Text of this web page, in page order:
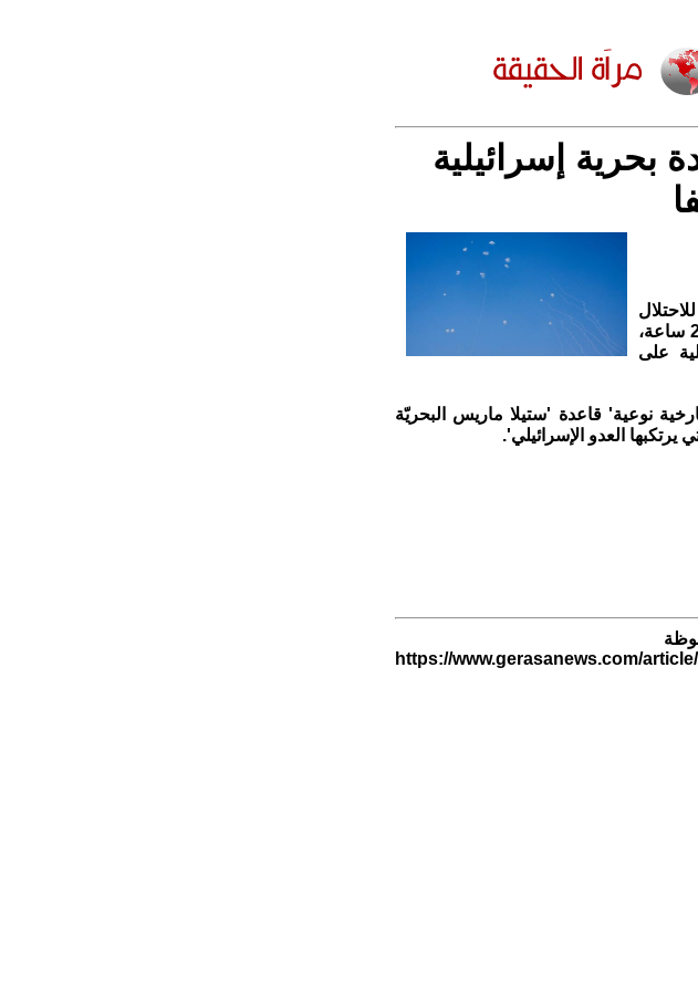
بحرية إسرائيلية
الإسرائيلي قرب مدينة حيفا، للمرة الثانية في أقل من 24 ساعة،
على
نوعية' قاعدة 'ستيلا ماريس البحريّة
العدو الإسرائيلي'.
https://www.gerasanews.com/